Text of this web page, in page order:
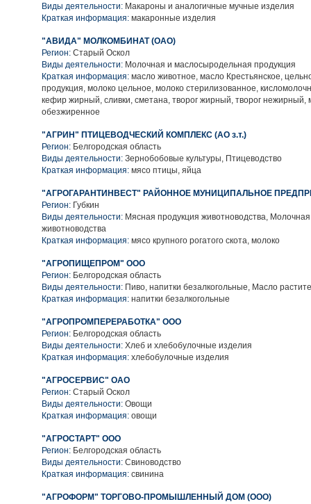
Виды деятельности: Макароны и аналогичные мучные изделия
Краткая информация: макаронные изделия
"АВИДА" МОЛКОМБИНАТ (ОАО)
Регион: Старый Оскол
Виды деятельности: Молочная и маслосыродельная продукция
Краткая информация: масло животное, масло Крестьянское,
продукция, молоко цельное, молоко стерилизованное,
кефир жирный, сливки, сметана, творог жирный, творог нежирный,
обезжиренное
"АГРИН" ПТИЦЕВОДЧЕСКИЙ КОМПЛЕКС (АО з.т.)
Регион: Белгородская область
Виды деятельности: Зернобобовые культуры, Птицеводство
Краткая информация: мясо птицы, яйца
"АГРОГАРАНТИНВЕСТ" РАЙОННОЕ МУНИЦИПАЛЬНОЕ
Регион: Губкин
Виды деятельности: Мясная продукция животноводства,
животноводства
Краткая информация: мясо крупного рогатого скота, молоко
"АГРОПИЩЕПРОМ" ООО
Регион: Белгородская область
Виды деятельности: Пиво, напитки безалкогольные, Масло
Краткая информация: напитки безалкогольные
"АГРОПРОМПЕРЕРАБОТКА" ООО
Регион: Белгородская область
Виды деятельности: Хлеб и хлебобулочные изделия
Краткая информация: хлебобулочные изделия
"АГРОСЕРВИС" ОАО
Регион: Старый Оскол
Виды деятельности: Овощи
Краткая информация: овощи
"АГРОСТАРТ" ООО
Регион: Белгородская область
Виды деятельности: Свиноводство
Краткая информация: свинина
"АГРОФОРМ" ТОРГОВО-ПРОМЫШЛЕННЫЙ ДОМ (ООО)